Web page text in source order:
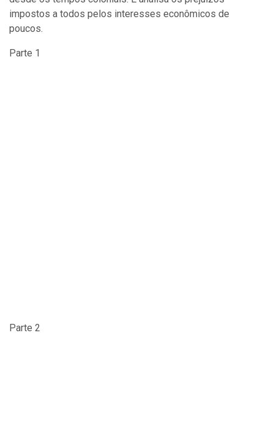
impostos a todos pelos interesses econômicos de
poucos.
Parte 1
Parte 2